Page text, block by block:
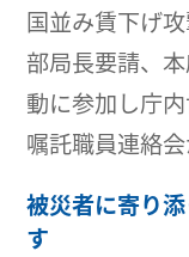
国並み賃下げ
部局長要請、
動に参加し庁
嘱託職員連絡
被災者に寄り
す